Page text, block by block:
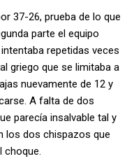
37-26, prueba de lo que
parte el equipo
repetidas veces
griego que se limitaba a
nuevamente de 12 y
A falta de dos
parecía insalvable tal y
los dos chispazos que
choque.